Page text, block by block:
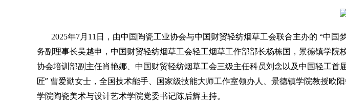
2025年7月 11 日，由中国陶瓷工业协会与中国财贸轻纺烟草工会联合主办的 “中国
务副理事长吴越申，中国财贸轻纺烟草工会轻工烟草工作部部长杨栋国，景德镇学
协会培训部副主任肖艳娜、中国财贸轻纺烟草工会三级主任科员刘念以及中国轻工首
匠” 曹爱勤女士，全国技术能手、国家级技能大师工作室领办人、景德镇学院教授欧
学院陶瓷美术与设计艺术学院党委书记陈后辉主持。